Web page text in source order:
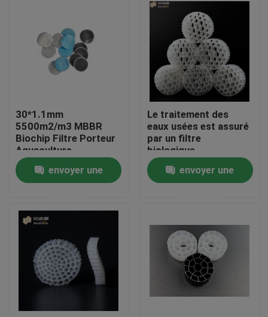
Visite d'usine
Contrôle de qualité
Contactez-nous
bloguer
Demandez une citation
Médias filtrants MBBR
Bio médias de MBBR
30*1.1mm
5500m2/m3 MBBR
Biochip Filtre Porteur
Aquaculture
envoyer une
Le traitement des
eaux usées est assuré
par un filtre
biologique.
envoyer une